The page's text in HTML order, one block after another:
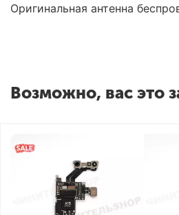
Оригинальная антенна
Возможно, вас это